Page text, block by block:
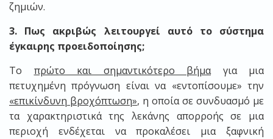
ζημιών.
3. Πως ακριβώς λειτουργεί αυτό το σύστημα
έγκαιρης προειδοποίησης;
Το πρώτο και σημαντικότερο βήμαγια μια
πετυχημένη πρόγνωση είναι να «εντοπίσουμε» την
«επικίνδυνη βροχόπτωση», η οποία σε συνδυασμό με
τα χαρακτηριστικά της λεκάνης απορροής σε μια
περιοχή ενδέχεται να προκαλέσει μια ξαφνική